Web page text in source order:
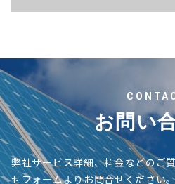
お問い
弊社サービス詳細、料金などのご
せフォームよりお問合せください